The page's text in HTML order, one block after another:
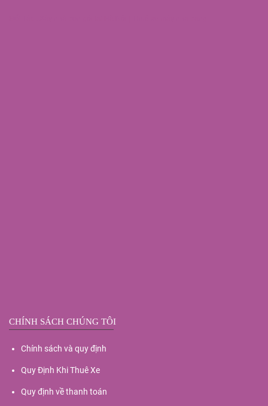
CHÍNH SÁCH CHÚNG TÔI
Chính sách và quy định
Quy Định Khi Thuê Xe
Quy định về thanh toán